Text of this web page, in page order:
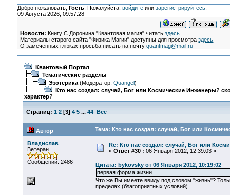
Добро пожаловать, Гость. Пожалуйста, войдитеили зарегистрируйтесь.
09 Августа 2026, 09:57:28
Новости: Книгу С.Доронина "Квантовая магия" читатьздесь
Материалы старого сайта "Физика Магии" доступны для просмотраздесь
О замеченных глюках просьба писать на почтуquantmag@mail.ru
Квантовый Портал
Тематические разделы
Эзотерика(Модератор: Quangel)
Кто нас создал: случай, Бог или Космические Инженеры?
характер?
Страниц: 1 2[3] 4 5 ... 44 Все
Автор Тема: Кто нас создал: случай, Бог или
Владислав
Ветеран
Сообщений: 2486
Re: Кто нас создал: случай, Бог или
« Ответ #30 : 06 Января 2012, 12:39:03 »
Цитата: bykovsky от 06 Января 2012, 10:19:02
первая форма жизни
Что же Вы имеете ввиду под словом "жизнь"?
пределах (благоприятных условий)